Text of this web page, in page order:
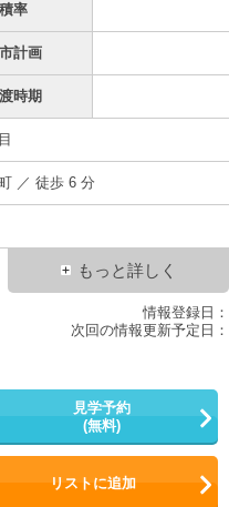
率
計画
時期
／ 徒歩 6 分
もっと詳しく
情報登録日：
次回の情報更新予定日：
見学予約
(無料)
リストに追加